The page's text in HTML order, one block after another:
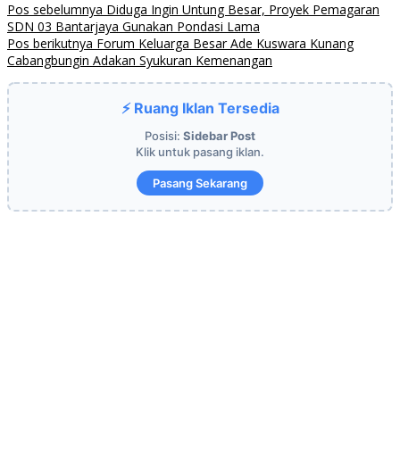
Pos sebelumnya Diduga Ingin Untung Besar, Proyek Pemagaran
SDN 03 Bantarjaya Gunakan Pondasi Lama
Pos berikutnya Forum Keluarga Besar Ade Kuswara Kunang
Cabangbungin Adakan Syukuran Kemenangan
⚡ Ruang Iklan Tersedia
Posisi: Sidebar Post
Klik untuk pasang iklan.
Pasang Sekarang